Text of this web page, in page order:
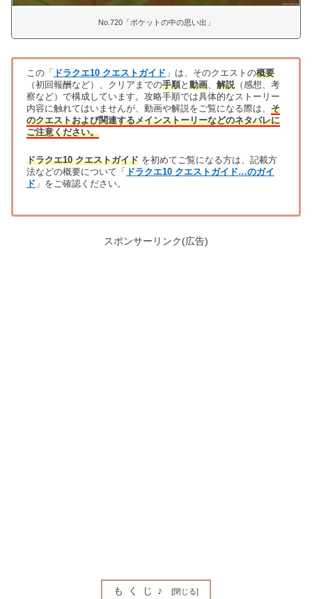
No.720「ポケットの中の思い出」
この「 ドラクエ10 クエストガイド 」は、そのクエストの概要
（初回報酬など）、クリアまでの手順と 動画、 解説（感想、考
察など）で構成しています。攻略手順では具体的なストーリー
内容に触れてはいませんが、動画や解説をご覧になる際は、 そ
のクエストおよび関連するメインストーリーなどのネタバレに
ご注意ください。
ドラクエ10 クエストガイドを初めてご覧になる方は、記載方
法などの概要について「
ドラクエ10 クエストガイド…のガイ
ド 」をご確認ください。
スポンサーリンク(広告)
もくじ♪